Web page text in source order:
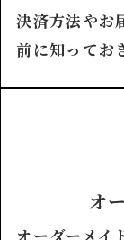
決済方法やお
前に知ってお
オ
オーダーメイ